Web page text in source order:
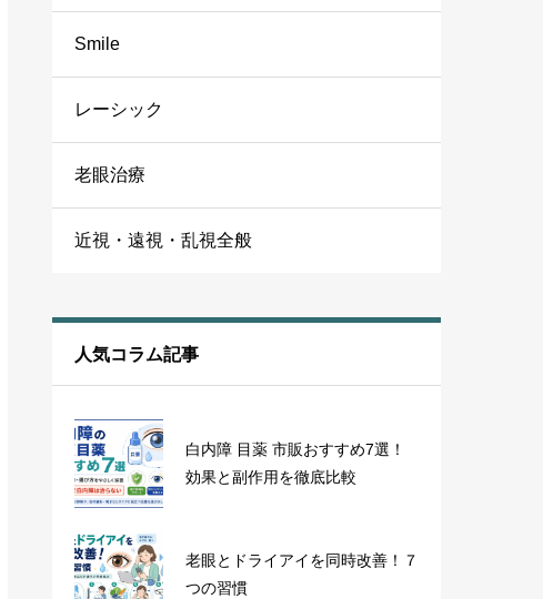
Smile
レーシック
老眼治療
近視・遠視・乱視全般
人気コラム記事
白内障 目薬 市販おすすめ7選！
効果と副作用を徹底比較
老眼とドライアイを同時改善！７
つの習慣